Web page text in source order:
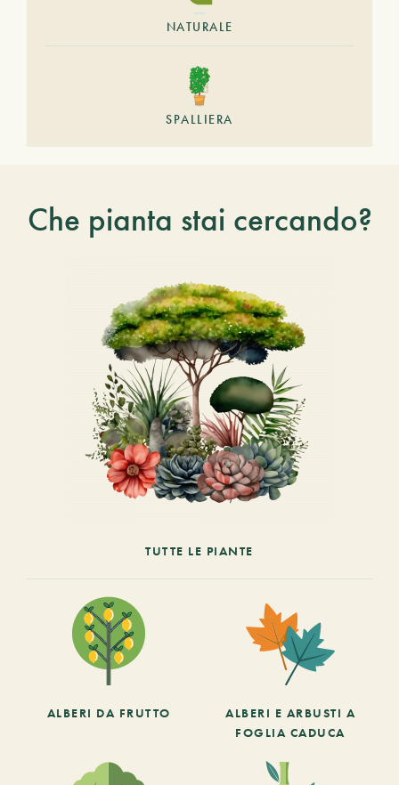
NATURALE
SPALLIERA
Che pianta stai cercando?
TUTTE LE PIANTE
ALBERI DA FRUTTO
ALBERI E ARBUSTI A
FOGLIA CADUCA